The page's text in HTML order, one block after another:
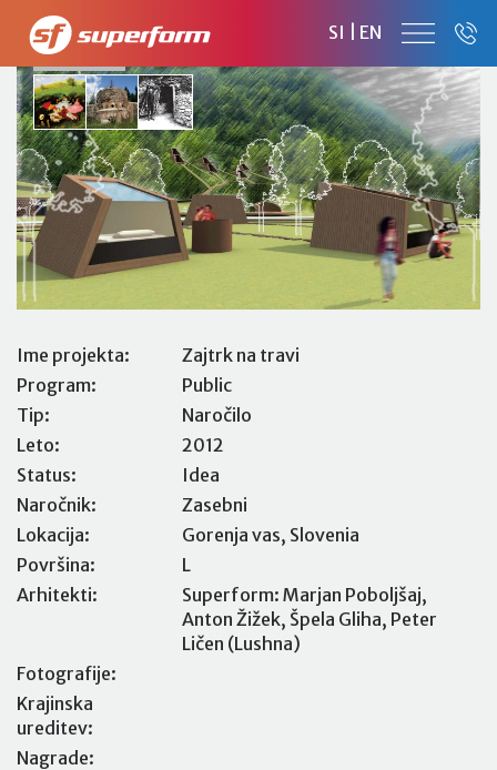
SI EN
ZAJTRK NA TRAVI
GLAMPING
Ime projekta:
Zajtrk na travi
Program:
Public
Tip:
Naročilo
Leto:
2012
Status:
Idea
Naročnik:
Zasebni
Lokacija:
Gorenja vas, Slovenia
Površina:
L
Arhitekti:
Superform: Marjan Poboljšaj,
Anton Žižek, Špela Gliha, Peter
Ličen (Lushna)
Fotografije:
Krajinska
ureditev:
Nagrade: